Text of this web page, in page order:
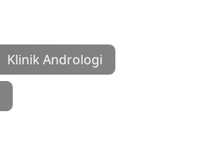
Klinik Andrologi